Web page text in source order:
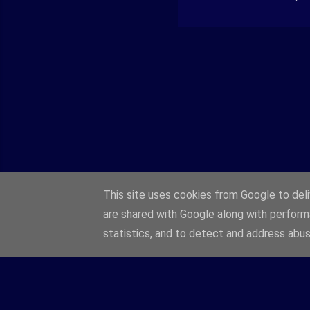
This site uses cookies from Google to
are shared with Google along with
statistics, and to detect and address